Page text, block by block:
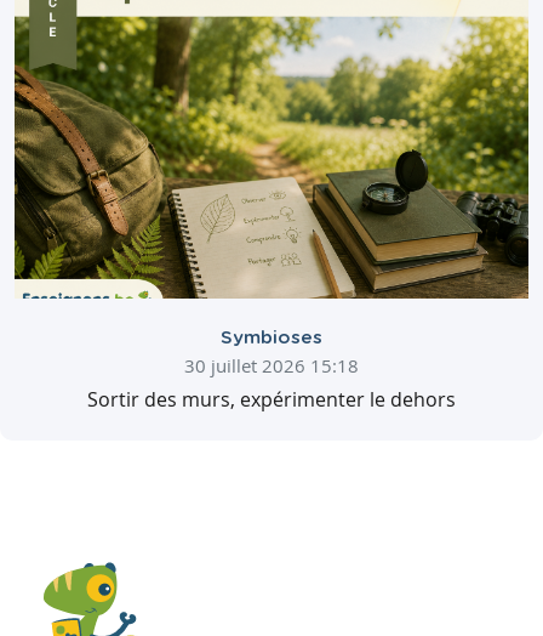
Symbioses
30 juillet 2026 15:18
Sortir des murs, expérimenter le dehors